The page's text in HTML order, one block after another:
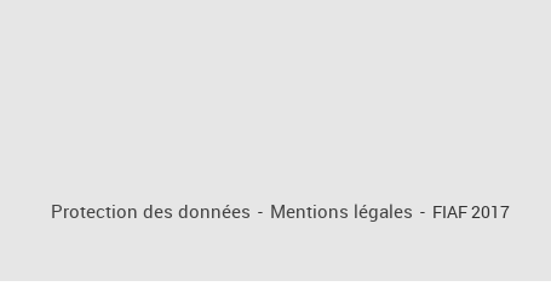
Protection des données - Mentions légales - FIAF 2017